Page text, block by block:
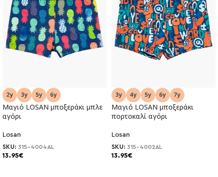
Μαγιό LOSAN μποξεράκι μπλε
αγόρι
Losan
SKU: 315-4004AL
13.95€
Μαγιό LOSAN μποξεράκι
πορτοκαλί αγόρι
Losan
SKU: 315-4002AL
13.95€